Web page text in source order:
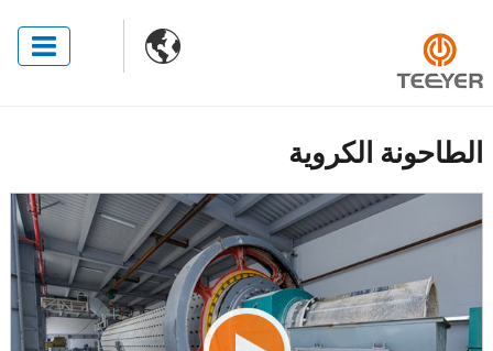

الطاحونة الكروية